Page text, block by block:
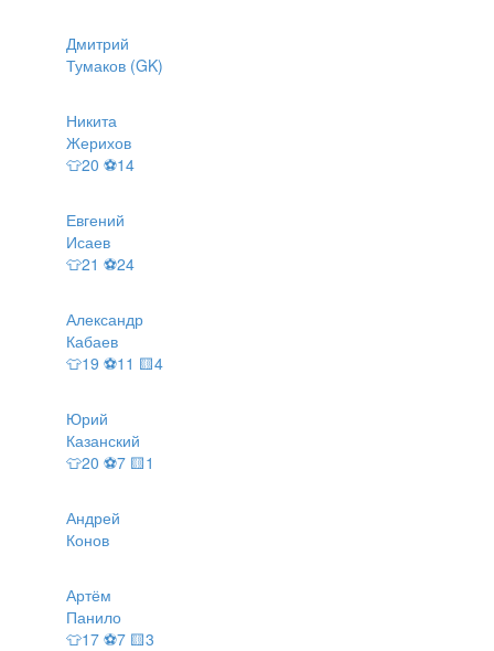
Дмитрий
Тумаков (GK)
Никита
Жерихов
👕20 ⚽14
Евгений
Исаев
👕21 ⚽24
Александр
Кабаев
👕19 ⚽11 🟨4
Юрий
Казанский
👕20 ⚽7 🟨1
Андрей
Конов
Артём
Панило
👕17 ⚽7 🟨3